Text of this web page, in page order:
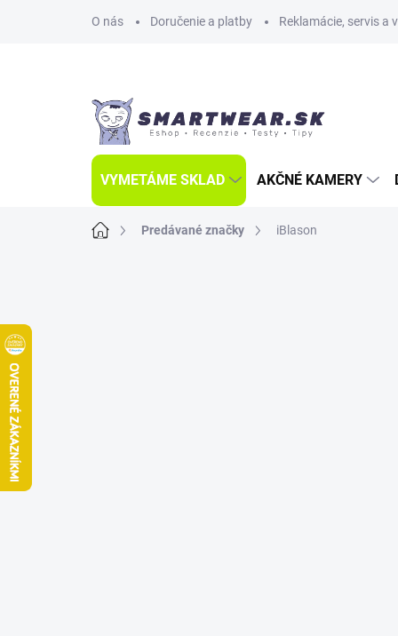
O nás Doručenie a platby Reklamácie, servis a
VYMETÁME SKLAD AKČNÉ KAMERY
DomovPredávané značky iBlason